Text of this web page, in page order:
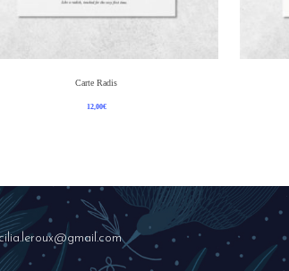
Carte Radis
12,00€